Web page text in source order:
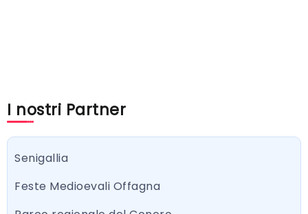
I nostri Partner
Senigallia
Feste Medioevali Offagna